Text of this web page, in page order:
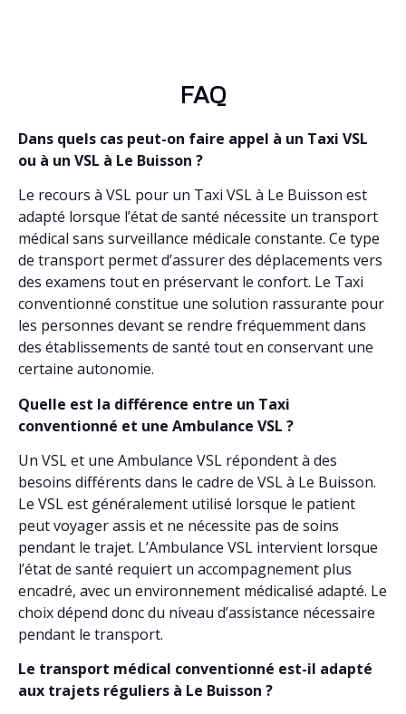
FAQ
Dans quels cas peut-on faire appel à un Taxi VSL
ou à un VSL à Le Buisson ?
Le recours à VSL pour un Taxi VSL à Le Buisson est
adapté lorsque l’état de santé nécessite un transport
médical sans surveillance médicale constante. Ce type
de transport permet d’assurer des déplacements vers
des examens tout en préservant le confort. Le Taxi
conventionné constitue une solution rassurante pour
les personnes devant se rendre fréquemment dans
des établissements de santé tout en conservant une
certaine autonomie.
Quelle est la différence entre un Taxi
conventionné et une Ambulance VSL ?
Un VSL et une Ambulance VSL répondent à des
besoins différents dans le cadre de VSL à Le Buisson.
Le VSL est généralement utilisé lorsque le patient
peut voyager assis et ne nécessite pas de soins
pendant le trajet. L’Ambulance VSL intervient lorsque
l’état de santé requiert un accompagnement plus
encadré, avec un environnement médicalisé adapté. Le
choix dépend donc du niveau d’assistance nécessaire
pendant le transport.
Le transport médical conventionné est-il adapté
aux trajets réguliers à Le Buisson ?